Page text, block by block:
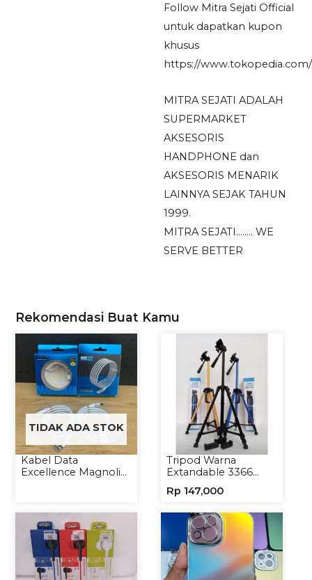
Follow Mitra Sejati Official
untuk dapatkan kupon
khusus
https://
MITRA SEJATI ADALAH
SUPERMARKET
AKSESORIS
HANDPHONE dan
AKSESORIS MENARIK
LAINNYA SEJAK TAHUN
1999.
MITRA SEJATI…….. WE
SERVE BETTER
Rekomendasi Buat Kamu
TIDAK ADA STOK
Kabel Data
Excellence Magnolia
Tripod Warna
Extandable 3366
Kamera
Rp 147,000